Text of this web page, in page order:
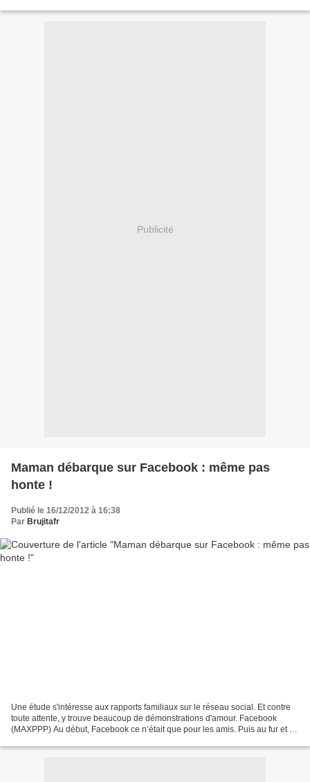
Publicité
Maman débarque sur Facebook : même pas
honte !
Publié le 16/12/2012 à 16:38
Par Brujitafr
Une étude s'intéresse aux rapports familiaux sur le réseau social. Et contre
toute attente, y trouve beaucoup de démonstrations d'amour. Facebook
(MAXPPP) Au début, Facebook ce n’était que pour les amis. Puis au fur et à